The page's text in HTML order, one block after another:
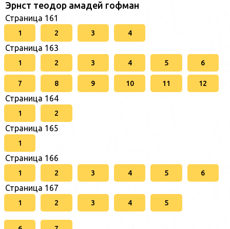
Эрнст теодор амадей гофман
Страница 161
1 2 3 4
Страница 163
1 2 3 4 5 6
7 8 9 10 11 12
Страница 164
1 2
Страница 165
1
Страница 166
1 2 3 4 5 6
Страница 167
1 2 3 4 5